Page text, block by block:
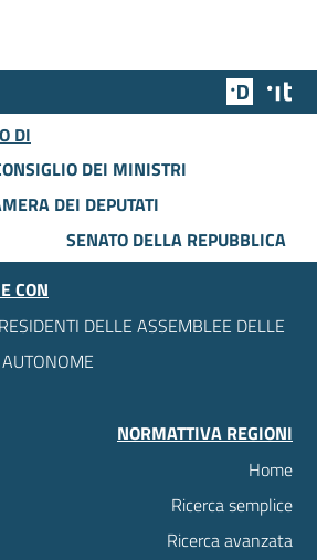
Team
DI
DEI MINISTRI
DEI DEPUTATI
SENATO DELLA REPUBBLICA
CON
DELLE ASSEMBLEE DELLE
NORMATTIVA REGIONI
Home
Ricerca semplice
Ricerca avanzata